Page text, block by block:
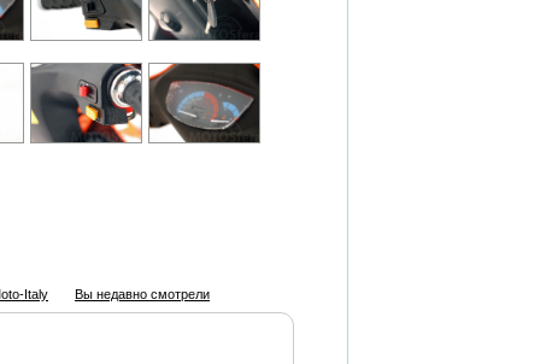
Italy Вы недавно смотрели